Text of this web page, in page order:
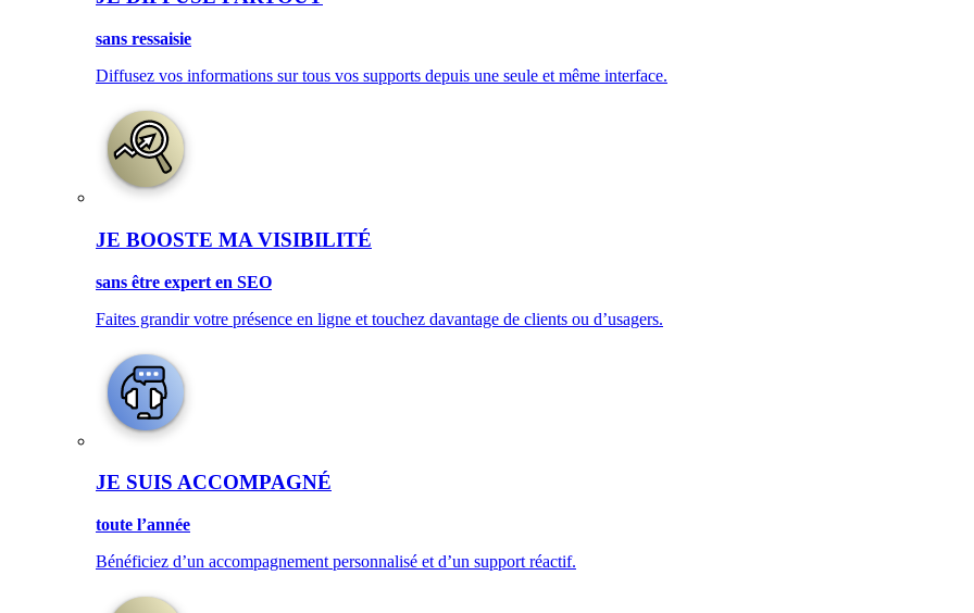
sans ressaisie
Diffusez vos informations sur tous vos supports depuis une seule et même interface.
JE BOOSTE MA VISIBILITÉ
sans être expert en SEO
Faites grandir votre présence en ligne et touchez davantage de clients ou d’usagers.
JE SUIS ACCOMPAGNÉ
toute l’année
Bénéficiez d’un accompagnement personnalisé et d’un support réactif.